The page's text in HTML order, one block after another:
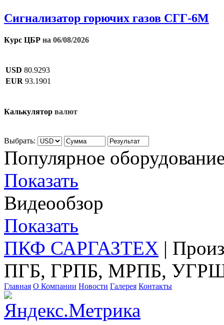
Сигнализатор горючих газов СГГ-6М
Курс ЦБР на 06/08/2026
USD 80.9293
EUR 93.1901
Калькулятор валют
Выбрать:
Популярное
Показать
Видеообзор
Показать
ПКФ САРГАЗТЕХ |
ПГБ, ГРПБ, МРПБ,
Главная О Компании Новости Галерея Контакты